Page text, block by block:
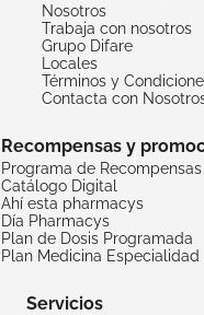
Nosotros
Trabaja con nosotros
Grupo Difare
Locales
Términos y
Contacta con
Recompensas y
Programa de Recompensas
Catálogo Digital
Ahí esta pharmacys
Día Pharmacys
Plan de Dosis Programada
Plan Medicina Especialidad
Servicios